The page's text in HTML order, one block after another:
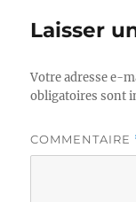
Laisser
Votre adresse e-
obligatoires sont
COMMENTAIRE